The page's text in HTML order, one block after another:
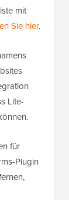
mit
Sie hier.
Lite-
für
Plugin